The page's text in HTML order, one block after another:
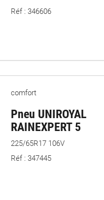
Réf : 346606
comfort
Pneu UNIROYAL
RAINEXPERT 5
225/65R17 106V
Réf : 347445